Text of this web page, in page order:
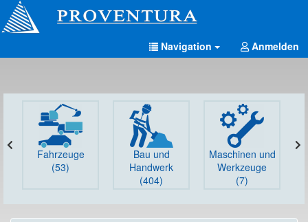
Navigation Anmelden
Fahrzeuge
(53)
Bau und
Handwerk
(404)
Maschinen und
Werkzeuge
(7)